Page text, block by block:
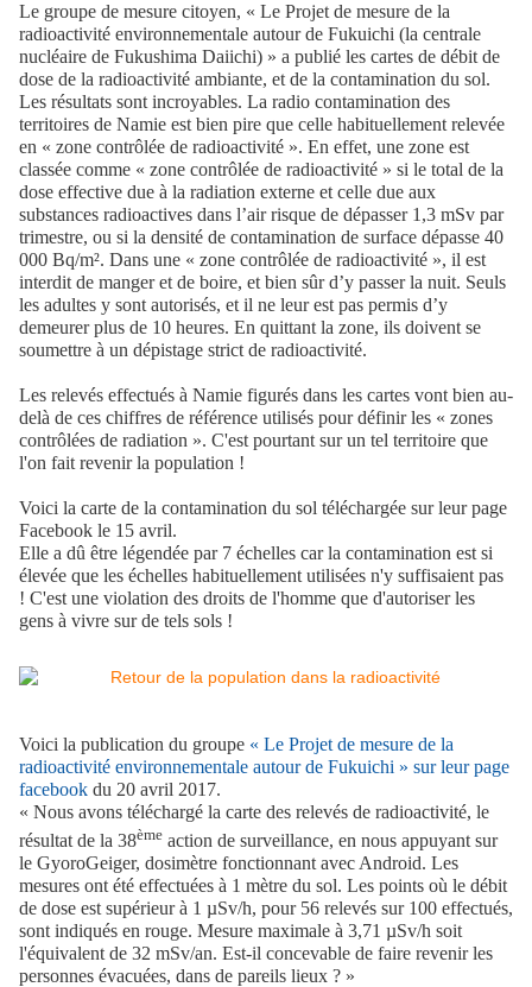
Le groupe de mesure citoyen, « Le Projet de mesure de la
radioactivité environnementale autour de Fukuichi (la centrale
nucléaire de Fukushima Daiichi) » a publié les cartes de débit de
dose de la radioactivité ambiante, et de la contamination du sol.
Les résultats sont incroyables. La radio contamination des
territoires de Namie est bien pire que celle habituellement relevée
en « zone contrôlée de radioactivité ». En effet, une zone est
classée comme « zone contrôlée de radioactivité » si le total de la
dose effective due à la radiation externe et celle due aux
substances radioactives dans l’air risque de dépasser 1,3 mSv par
trimestre, ou si la densité de contamination de surface dépasse 40
000 Bq/m². Dans une « zone contrôlée de radioactivité », il est
interdit de manger et de boire, et bien sûr d’y passer la nuit. Seuls
les adultes y sont autorisés, et il ne leur est pas permis d’y
demeurer plus de 10 heures. En quittant la zone, ils doivent se
soumettre à un dépistage strict de radioactivité.
Les relevés effectués à Namie figurés dans les cartes vont bien au-
delà de ces chiffres de référence utilisés pour définir les « zones
contrôlées de radiation ». C'est pourtant sur un tel territoire que
l'on fait revenir la population !
Voici la carte de la contamination du sol téléchargée sur leur page
Facebook le 15 avril.
Elle a dû être légendée par 7 échelles car la contamination est si
élevée que les échelles habituellement utilisées n'y suffisaient pas
! C'est une violation des droits de l'homme que d'autoriser les
gens à vivre sur de tels sols !
Voici la publication du groupe « Le Projet de mesure de la
radioactivité environnementale autour de Fukuichi » sur leur page
facebook du 20 avril 2017.
« Nous avons téléchargé la carte des relevés de radioactivité, le
résultat de la 38ème action de surveillance, en nous appuyant sur
le GyoroGeiger, dosimètre fonctionnant avec Android. Les
mesures ont été effectuées à 1 mètre du sol. Les points où le débit
de dose est supérieur à 1 µSv/h, pour 56 relevés sur 100 effectués,
sont indiqués en rouge. Mesure maximale à 3,71 µSv/h soit
l'équivalent de 32 mSv/an. Est-il concevable de faire revenir les
personnes évacuées, dans de pareils lieux ? »